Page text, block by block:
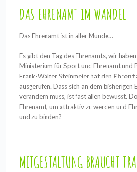
DAS EHRENAMT IM WANDEL
Das Ehrenamt ist in aller Munde…
Es gibt den Tag des Ehrenamts, wir
Ministerium für Sport und Ehrenamt und
Frank-Walter Steinmeier hat den
ausgerufen. Dass sich an dem bisherigen
verändern muss, ist fast allen bewusst.
Ehrenamt, um attraktiv zu werden und
und zu binden?
MITGESTALTUNG BRAUCHT